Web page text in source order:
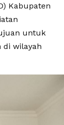
Kabupaten
untuk
di wilayah